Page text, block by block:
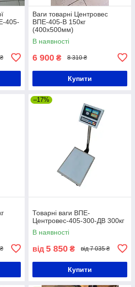
405-
Ваги товарні Центровес
ВПЕ-405-В 150кг
(400х500мм)
В наявності
6 900 ₴ 8 310 ₴
Купити
–17%
Товарні ваги ВПЕ-
Центровес-405-300-ДВ 300кг
В наявності
від 5 850 ₴ від 7 035 ₴
Купити